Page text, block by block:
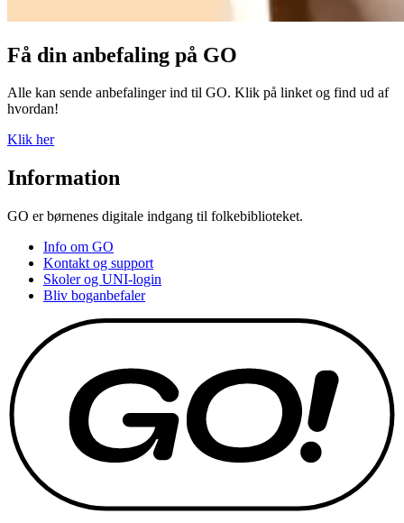
Få din anbefaling på GO
Alle kan sende anbefalinger ind til GO. Klik på linket og find ud af
hvordan!
Klik her
Information
GO er børnenes digitale indgang til folkebiblioteket.
Info om GO
Kontakt og support
Skoler og UNI-login
Bliv boganbefaler